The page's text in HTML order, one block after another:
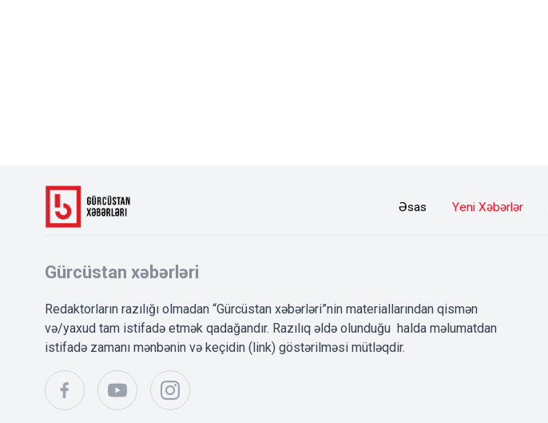
Əsas Yeni Xəbərlər
Gürcüstan xəbərləri
Redaktorların razılığı olmadan “Gürcüstan xəbərləri”nin materiallarından qismən
və/yaxud tam istifadə etmək qadağandır. Razılıq əldə olunduğu halda məlumatdan
istifadə zamanı mənbənin və keçidin (link) göstərilməsi mütləqdir.